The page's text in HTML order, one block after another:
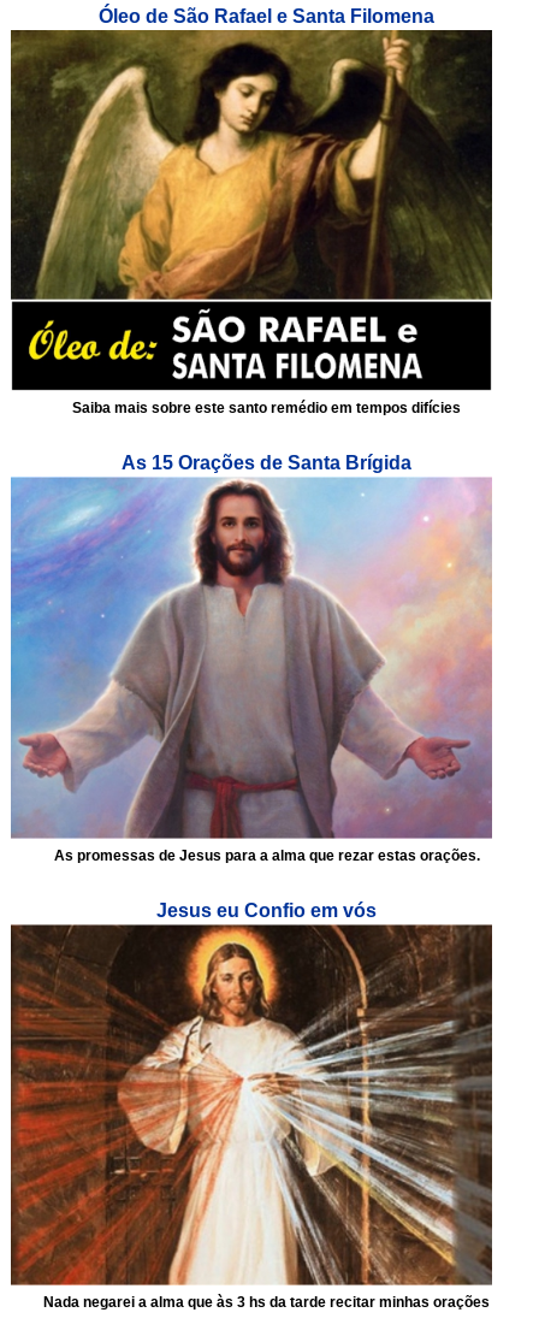
Óleo de São Rafael e Santa Filomena
Saiba mais sobre este santo remédio em tempos difícies
As 15 Orações de Santa Brígida
As promessas de Jesus para a alma que rezar estas orações.
Jesus eu Confio em vós
Nada negarei a alma que às 3 hs da tarde recitar minhas orações